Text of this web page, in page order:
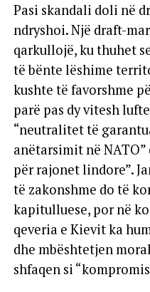
Pasi skandali doli në
ndryshoi. Një draft-
qarkullojë, ku thuhet
të bënte lëshime
kushte të favorshme
parë pas dy vitesh
“neutralitet të
anëtarsimit në
për rajonet lindore”.
të zakonshme do të
kapitulluese, por në
qeveria e Kievit ka
dhe mbështetjen
shfaqen si